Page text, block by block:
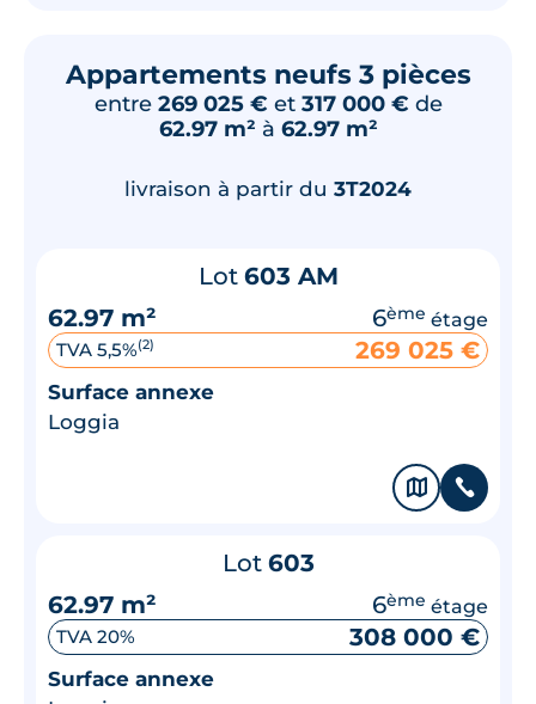
Appartements neufs 3 pièces
entre 269 025 € et 317 000 € de
62.97 m² à 62.97 m²
livraison à partir du 3T2024
Lot 603 AM
62.97 m²
6ème étage
TVA 5,5%(2) 269 025 €
Surface annexe
Loggia
🗞 📞
Lot 603
62.97 m²
6ème étage
TVA 20% 308 000 €
Surface annexe